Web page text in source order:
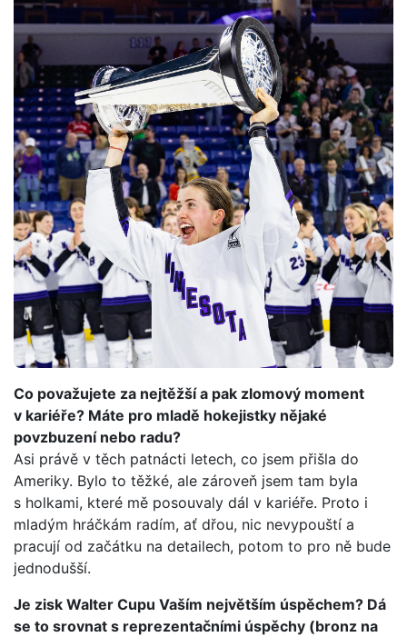
Co považujete za nejtěžší a pak zlomový moment
v kariéře? Máte pro mladě hokejistky nějaké
povzbuzení nebo radu?
Asi právě v těch patnácti letech, co jsem přišla do
Ameriky. Bylo to těžké, ale zároveň jsem tam byla
s holkami, které mě posouvaly dál v kariéře. Proto i
mladým hráčkám radím, ať dřou, nic nevypouští a
pracují od začátku na detailech, potom to pro ně bude
jednodušší.
Je zisk Walter Cupu Vaším největším úspěchem? Dá
se to srovnat s reprezentačními úspěchy (bronz na